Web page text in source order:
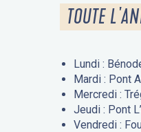
TOUTE
Lundi :
Mardi : Pont
Mercredi :
Jeudi : Pont
Vendredi :